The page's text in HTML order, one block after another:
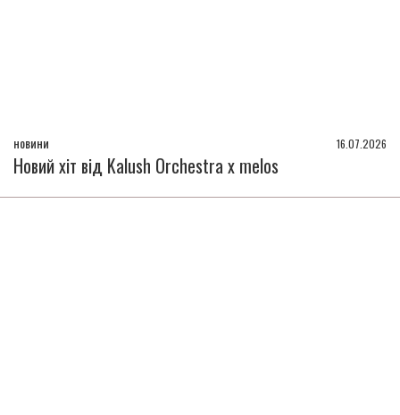
новини 16.07.2026
Новий хіт від Kalush Orchestra x melos